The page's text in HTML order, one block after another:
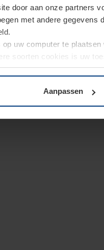
door aan onze partners
met andere gegevens
uw computer te
soorten cookies is uw
Privacyverklaringop
Aanpassen